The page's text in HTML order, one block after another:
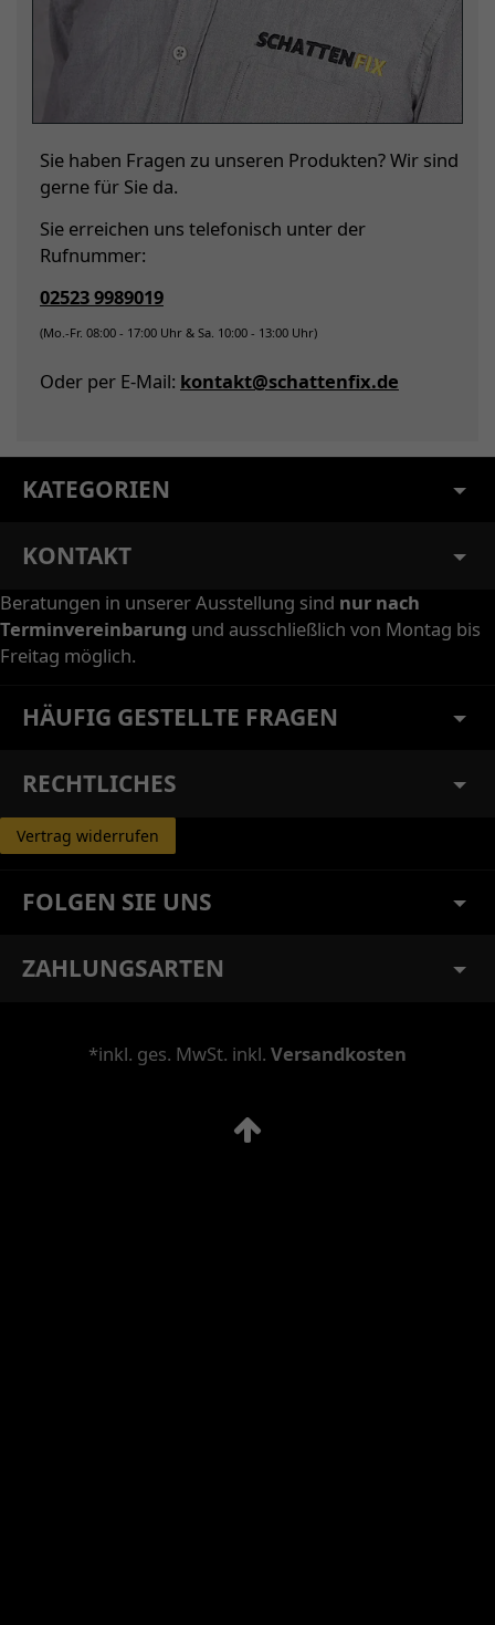
Sie haben Fragen zu unseren Produkten? Wir sind
gerne für Sie da.
Sie erreichen uns telefonisch unter der
Rufnummer:
02523 9989019
(Mo.-Fr. 08:00 - 17:00 Uhr & Sa. 10:00 - 13:00 Uhr)
Oder per E-Mail: kontakt@schattenfix.de
KATEGORIEN
KONTAKT
Beratungen in unserer Ausstellung sind nur nach
Terminvereinbarung und ausschließlich von Montag bis
Freitag möglich.
HÄUFIG GESTELLTE FRAGEN
RECHTLICHES
Vertrag widerrufen
FOLGEN SIE UNS
ZAHLUNGSARTEN
*inkl. ges. MwSt. inkl. Versandkosten